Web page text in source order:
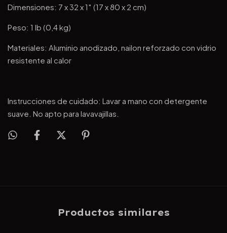
Dimensiones: 7 x 32 x 1″ (17 x 80 x 2 cm)
Peso: 1 lb (0,4 kg)
Materiales: Aluminio anodizado, nailon reforzado con vidrio
resistente al calor
Instrucciones de cuidado: Lavar a mano con detergente
suave. No apto para lavavajillas.
Productos similares